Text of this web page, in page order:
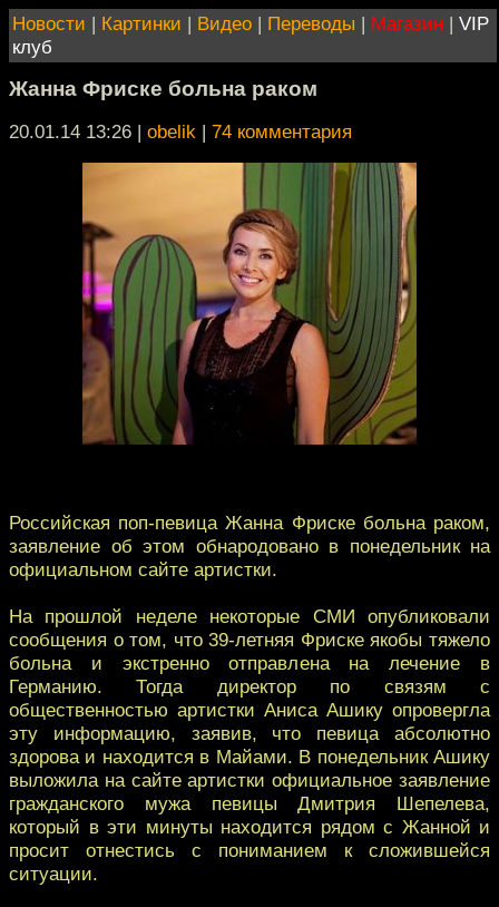
Новости | Картинки | Видео | Переводы | Магазин | VIP
клуб
Жанна Фриске больна раком
20.01.14 13:26 | obelik | 74 комментария
Российская поп-певица Жанна Фриске больна раком,
заявление об этом обнародовано в понедельник на
официальном сайте артистки.
На прошлой неделе некоторые СМИ опубликовали
сообщения о том, что 39-летняя Фриске якобы тяжело
больна и экстренно отправлена на лечение в
Германию. Тогда директор по связям с
общественностью артистки Аниса Ашику опровергла
эту информацию, заявив, что певица абсолютно
здорова и находится в Майами. В понедельник Ашику
выложила на сайте артистки официальное заявление
гражданского мужа певицы Дмитрия Шепелева,
который в эти минуты находится рядом с Жанной и
просит отнестись с пониманием к сложившейся
ситуации.